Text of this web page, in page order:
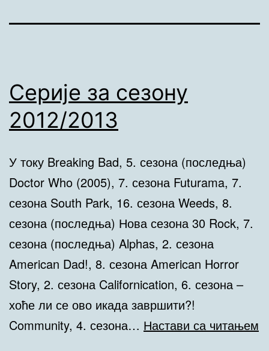
Серије за сезону
2012/2013
У току Breaking Bad, 5. сезона (последња)
Doctor Who (2005), 7. сезона Futurama, 7.
сезона South Park, 16. сезона Weeds, 8.
сезона (последња) Нова сезона 30 Rock, 7.
сезона (последња) Alphas, 2. сезона
American Dad!, 8. сезона American Horror
Story, 2. сезона Californication, 6. сезона –
хоће ли се ово икада завршити?!
Community, 4. сезона… Настави са читањем